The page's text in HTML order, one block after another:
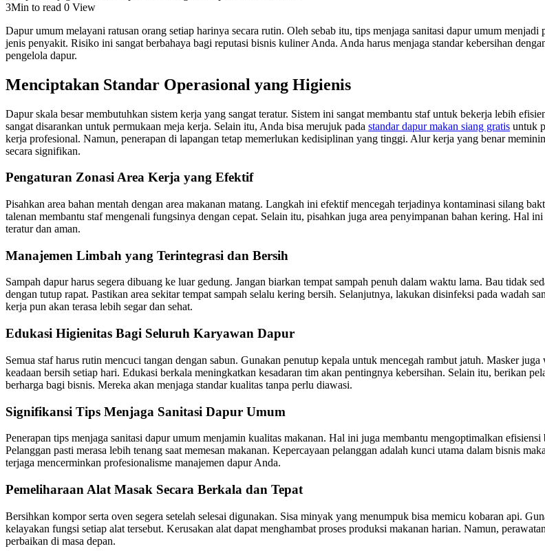
3Min to read 0 View
Dapur umum melayani ratusan orang setiap harinya secara rutin. Oleh sebab itu, tips menjaga sanitasi dapur umum
jenis penyakit. Risiko ini sangat berbahaya bagi reputasi bisnis kuliner Anda. Anda harus menjaga standar kebersihan
pengelola dapur.
Menciptakan Standar Operasional yang Higienis
Dapur skala besar membutuhkan sistem kerja yang sangat teratur. Sistem ini sangat membantu staf untuk bekerja lebih
sangat disarankan untuk permukaan meja kerja. Selain itu, Anda bisa merujuk pada standar dapur makan siang gratis untuk
kerja profesional. Namun, penerapan di lapangan tetap memerlukan kedisiplinan yang tinggi. Alur kerja yang benar
secara signifikan.
Pengaturan Zonasi Area Kerja yang Efektif
Pisahkan area bahan mentah dengan area makanan matang. Langkah ini efektif mencegah terjadinya kontaminasi silang
talenan membantu staf mengenali fungsinya dengan cepat. Selain itu, pisahkan juga area penyimpanan bahan kering. Hal
teratur dan aman.
Manajemen Limbah yang Terintegrasi dan Bersih
Sampah dapur harus segera dibuang ke luar gedung. Jangan biarkan tempat sampah penuh dalam waktu lama. Bau tidak
dengan tutup rapat. Pastikan area sekitar tempat sampah selalu kering bersih. Selanjutnya, lakukan disinfeksi pada wadah
kerja pun akan terasa lebih segar dan sehat.
Edukasi Higienitas Bagi Seluruh Karyawan Dapur
Semua staf harus rutin mencuci tangan dengan sabun. Gunakan penutup kepala untuk mencegah rambut jatuh. Masker
keadaan bersih setiap hari. Edukasi berkala meningkatkan kesadaran tim akan pentingnya kebersihan. Selain itu, berikan
berharga bagi bisnis. Mereka akan menjaga standar kualitas tanpa perlu diawasi.
Signifikansi Tips Menjaga Sanitasi Dapur Umum
Penerapan tips menjaga sanitasi dapur umum menjamin kualitas makanan. Hal ini juga membantu mengoptimalkan
Pelanggan pasti merasa lebih tenang saat memesan makanan. Kepercayaan pelanggan adalah kunci utama dalam bisnis
terjaga mencerminkan profesionalisme manajemen dapur Anda.
Pemeliharaan Alat Masak Secara Berkala dan Tepat
Bersihkan kompor serta oven segera setelah selesai digunakan. Sisa minyak yang menumpuk bisa memicu kobaran api.
kelayakan fungsi setiap alat tersebut. Kerusakan alat dapat menghambat proses produksi makanan harian. Namun,
perbaikan di masa depan.